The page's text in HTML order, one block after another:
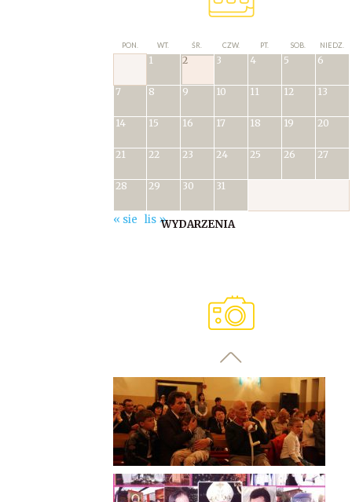
PON. WT. ŚR. CZW. PT. SOB. NIEDZ.
1 2 3 4 5 6
7 8 9 10 11 12 13
14 15 16 17 18 19 20
21 22 23 24 25 26 27
28 29 30 31
« sie lis »WYDARZENIA